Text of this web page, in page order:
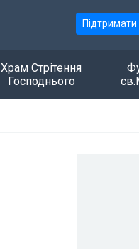
Підтримати
Храм Стрітення
Господнього